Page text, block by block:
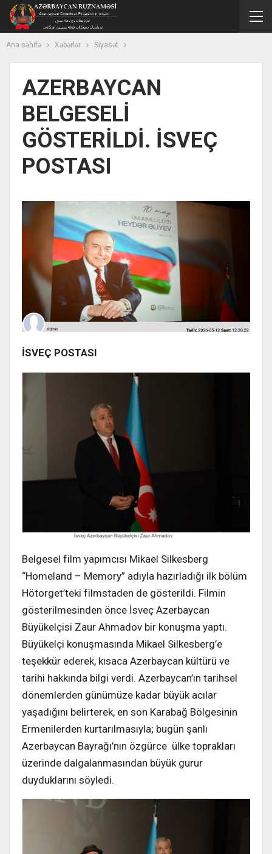
Ana səhifə Xəbərlər Siyasət
AZERBAYCAN
BELGESELİ
GÖSTERİLDİ. İSVEÇ
POSTASI
İSVEÇ POSTASI
Belgesel film yapımcısı Mikael Silkesberg
“Homeland – Memory” adıyla hazırladığı ilk bölüm
Hötorget’teki filmstaden de gösterildi. Filmin
gösterilmesinden önce İsveç Azerbaycan
Büyükelçisi Zaur Ahmadov bir konuşma yaptı.
Büyükelçi konuşmasında Mikael Silkesberg’e
teşekkür ederek, kısaca Azerbaycan kültürü ve
tarihi hakkında bilgi verdi. Azerbaycan’ın tarihsel
dönemlerden günümüze kadar büyük acılar
yaşadığını belirterek, en son Karabağ Bölgesinin
Ermenilerden kurtarılmasıyla; bugün şanlı
Azerbaycan Bayrağı’nın özgürce ülke toprakları
üzerinde dalgalanmasından büyük gurur
duyduklarını söyledi.